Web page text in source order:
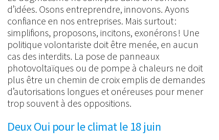
d’idées. Osons entreprendre, innovons. Ayons
confiance en nos entreprises. Mais surtout :
simplifions, proposons, incitons, exonérons ! Une
politique volontariste doit être menée, en aucun
cas des interdits. La pose de panneaux
photovoltaïques ou de pompe à chaleurs ne doit
plus être un chemin de croix emplis de demandes
d’autorisations longues et onéreuses pour mener
trop souvent à des oppositions.
Deux Oui pour le climat le 18 juin